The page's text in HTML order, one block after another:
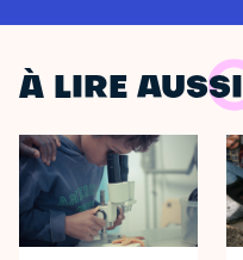
À LIRE AUSSI